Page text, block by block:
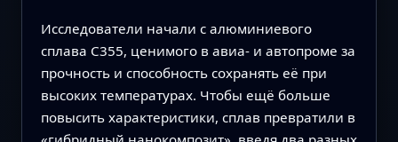
Исследователи начали с алюминиевого
сплава C355, ценимого в авиа- и автопроме за
прочность и способность сохранять её при
высоких температурах. Чтобы ещё больше
повысить характеристики, сплав превратили в